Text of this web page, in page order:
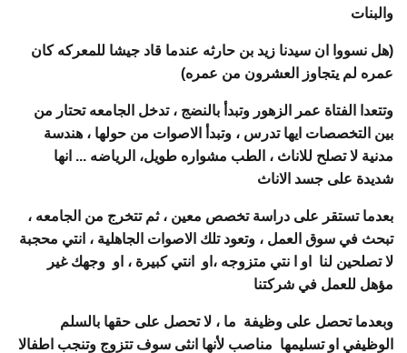
والبنات
(هل نسووا ان سيدنا زيد بن حارثه عندما قاد جيشا للمعركه كان
عمره لم يتجاوز العشرون من عمره)
وتتعدا الفتاة عمر الزهور وتبدأ بالنضج ، تدخل الجامعه تحتار من
بين التخصصات ايها تدرس ، وتبدأ الاصوات من حولها ، هندسة
مدنية لا تصلح للاناث ، الطب مشواره طويل، الرياضه ... انها
شديدة على جسد الاناث
بعدما تستقر على دراسة تخصص معين ، ثم تتخرج من الجامعه ،
تبحث في سوق العمل ، وتعود تلك الاصوات الجاهلية ، انتي محجبة
لا تصلحين لنا او ا نتي متزوجه ،او انتي كبيرة ، او وجهك غير
مؤهل للعمل في شركتنا
وبعدما تحصل على وظيفة ما ، لا تحصل على حقها بالسلم
الوظيفي او تسليمها مناصب لأنها انثى سوف تتزوج وتنجب اطفالا